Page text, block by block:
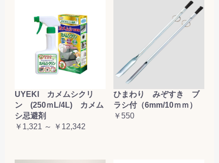
UYEKI カメムシクリ
ン (250ｍL/4L) カメム
シ忌避剤
￥1,321 ～ ￥12,342
ひまわり みぞすき ブ
ラシ付（6mm/10ｍｍ）
￥550